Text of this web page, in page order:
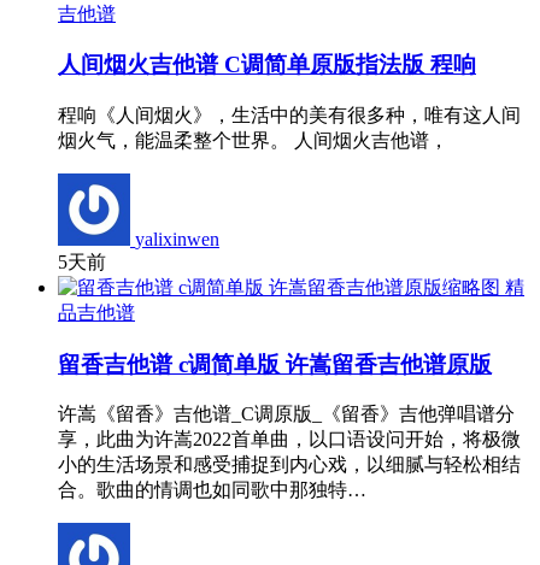
吉他谱
人间烟火吉他谱 C调简单原版指法版 程响
程响《人间烟火》，生活中的美有很多种，唯有这人间
烟火气，能温柔整个世界。 人间烟火吉他谱，
yalixinwen
5天前
精
品吉他谱
留香吉他谱 c调简单版 许嵩留香吉他谱原版
许嵩《留香》吉他谱_C调原版_《留香》吉他弹唱谱分
享，此曲为许嵩2022首单曲，以口语设问开始，将极微
小的生活场景和感受捕捉到内心戏，以细腻与轻松相结
合。歌曲的情调也如同歌中那独特…